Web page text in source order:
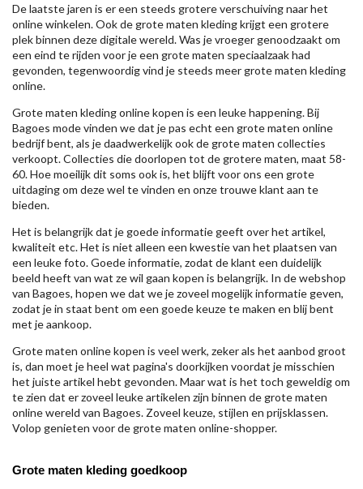
De laatste jaren is er een steeds grotere verschuiving naar het
online winkelen. Ook de grote maten kleding krijgt een grotere
plek binnen deze digitale wereld. Was je vroeger genoodzaakt om
een eind te rijden voor je een grote maten speciaalzaak had
gevonden, tegenwoordig vind je steeds meer grote maten kleding
online.
Grote maten kleding online kopen is een leuke happening. Bij
Bagoes mode vinden we dat je pas echt een grote maten online
bedrijf bent, als je daadwerkelijk ook de grote maten collecties
verkoopt. Collecties die doorlopen tot de grotere maten, maat 58-
60. Hoe moeilijk dit soms ook is, het blijft voor ons een grote
uitdaging om deze wel te vinden en onze trouwe klant aan te
bieden.
Het is belangrijk dat je goede informatie geeft over het artikel,
kwaliteit etc. Het is niet alleen een kwestie van het plaatsen van
een leuke foto. Goede informatie, zodat de klant een duidelijk
beeld heeft van wat ze wil gaan kopen is belangrijk. In de webshop
van Bagoes, hopen we dat we je zoveel mogelijk informatie geven,
zodat je in staat bent om een goede keuze te maken en blij bent
met je aankoop.
Grote maten online kopen is veel werk, zeker als het aanbod groot
is, dan moet je heel wat pagina's doorkijken voordat je misschien
het juiste artikel hebt gevonden. Maar wat is het toch geweldig om
te zien dat er zoveel leuke artikelen zijn binnen de grote maten
online wereld van Bagoes. Zoveel keuze, stijlen en prijsklassen.
Volop genieten voor de grote maten online-shopper.
Grote maten kleding goedkoop